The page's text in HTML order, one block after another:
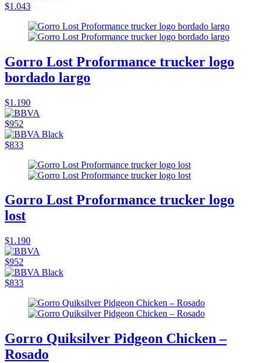
$1.043
Gorro Lost Proformance trucker logo
bordado largo
$1.190
$952
$833
Gorro Lost Proformance trucker logo
lost
$1.190
$952
$833
Gorro Quiksilver Pidgeon Chicken –
Rosado